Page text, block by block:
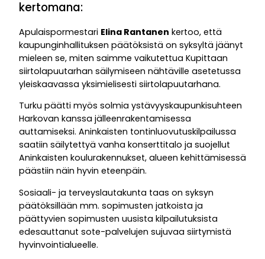
kertomana:
Apulaispormestari Elina Rantanen kertoo, että
kaupunginhallituksen päätöksistä on syksyltä jäänyt
mieleen se, miten saimme vaikutettua Kupittaan
siirtolapuutarhan säilymiseen nähtäville asetetussa
yleiskaavassa yksimielisesti siirtolapuutarhana.
Turku päätti myös solmia ystävyyskaupunkisuhteen
Harkovan kanssa jälleenrakentamisessa
auttamiseksi. Aninkaisten tontinluovutuskilpailussa
saatiin säilytettyä vanha konserttitalo ja suojellut
Aninkaisten koulurakennukset, alueen kehittämisessä
päästiin näin hyvin eteenpäin.
Sosiaali- ja terveyslautakunta taas on syksyn
päätöksillään mm. sopimusten jatkoista ja
päättyvien sopimusten uusista kilpailutuksista
edesauttanut sote-palvelujen sujuvaa siirtymistä
hyvinvointialueelle.